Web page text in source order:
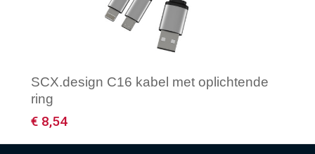
SCX.design C16 kabel met oplichtende
ring
€ 8,54